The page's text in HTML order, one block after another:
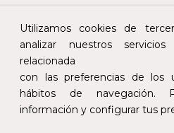
Utilizamos cookies de
analizar nuestros
relacionada
con las preferencias de los
hábitos de navegación.
información y configurar tus
Devoluciones